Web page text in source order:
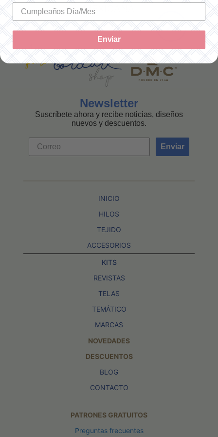
MEXICANA
Newsletter
Suscríbete ahora y recibe noticias, diseños
nuevos y descuentos.
Enviar
INICIO
HILOS
TEJIDO
ACCESORIOS
KITS
REVISTAS
TELAS
TEMÁTICO
MARCAS
NOVEDADES
DESCUENTOS
BLOG
CONTACTO
PATRONES GRATUITOS
Preguntas frecuentes
Enviar